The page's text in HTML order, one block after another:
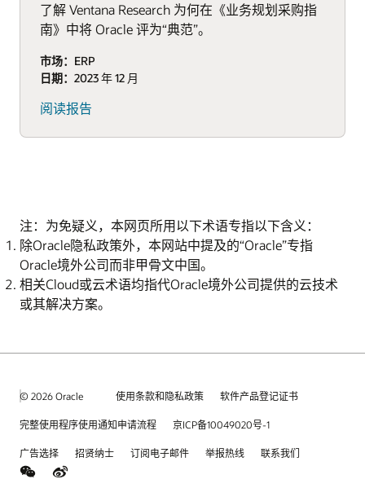
了解 Ventana Research 为何在《业务规划采购指
南》中将 Oracle 评为“典范”。
市场： ERP
日期： 2023 年 12 月
阅读报告
注：为免疑义，本网页所用以下术语专指以下含义：
除Oracle隐私政策外，本网站中提及的“Oracle”专指
Oracle境外公司而非甲骨文中国。
相关Cloud或云术语均指代Oracle境外公司提供的云技术
或其解决方案。
© 2026 Oracle 使用条款和隐私政策 软件产品登记证书
完整使用程序使用通知申请流程 京ICP备10049020号-1
广告选择 招贤纳士 订阅电子邮件 举报热线 联系我们
weChatWeibo